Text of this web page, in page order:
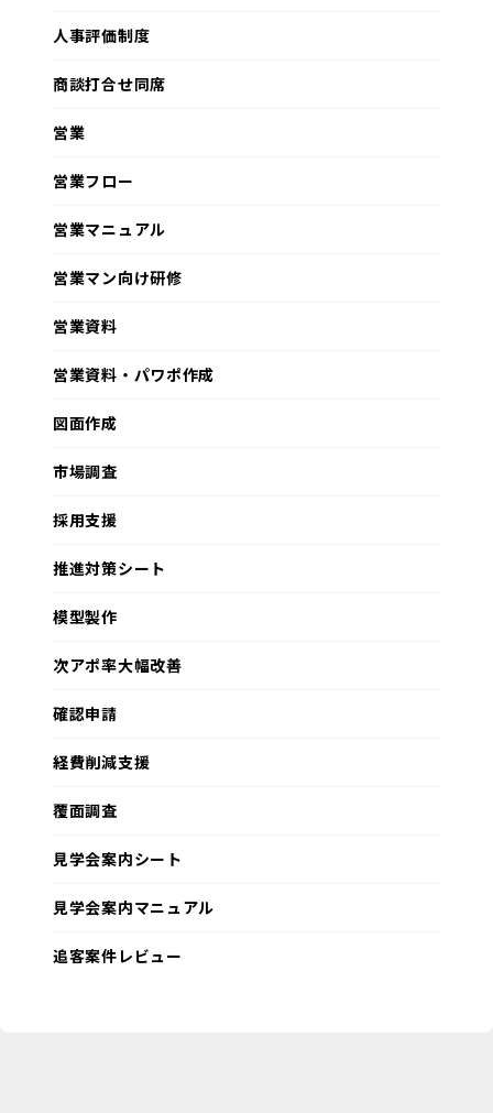
人事評価制度
商談打合せ同席
営業
営業フロー
営業マニュアル
営業マン向け研修
営業資料
営業資料・パワポ作成
図面作成
市場調査
採用支援
推進対策シート
模型製作
次アポ率大幅改善
確認申請
経費削減支援
覆面調査
見学会案内シート
見学会案内マニュアル
追客案件レビュー